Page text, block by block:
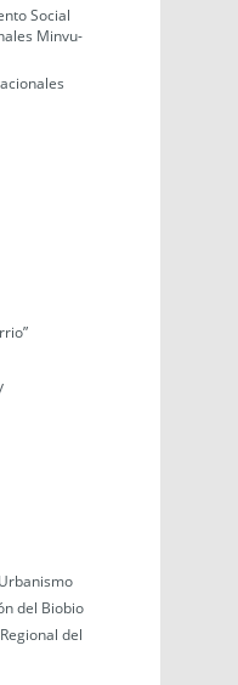
Social
Minvu-
del Biobio
del